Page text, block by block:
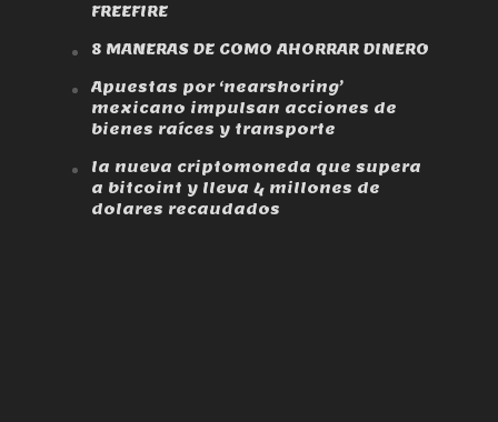
FREEFIRE
8 MANERAS DE COMO AHORRAR DINERO
Apuestas por ‘nearshoring’
mexicano impulsan acciones de
bienes raíces y transporte
la nueva criptomoneda que supera
a bitcoint y lleva 4 millones de
dolares recaudados